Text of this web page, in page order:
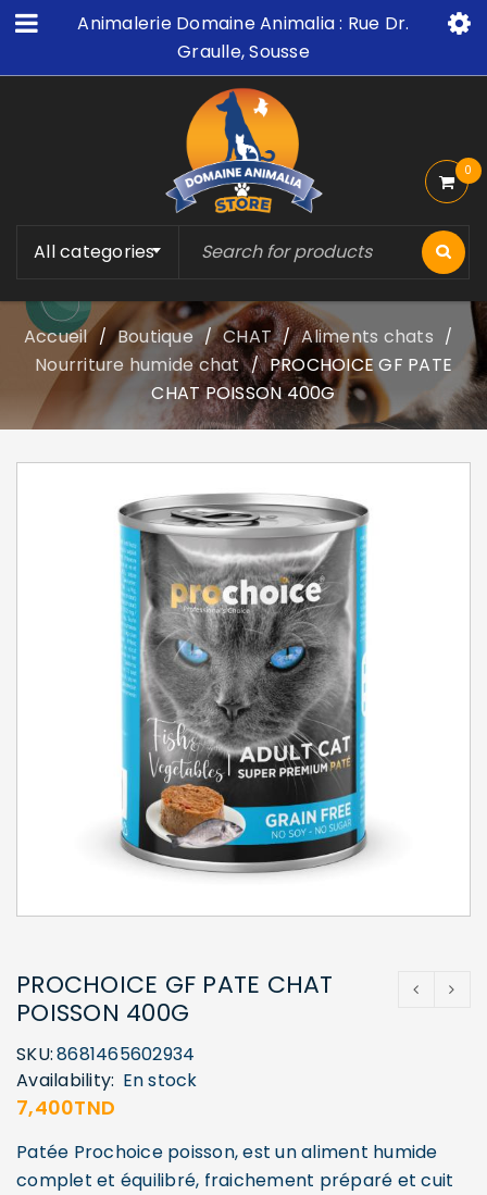
Animalerie Domaine Animalia : Rue Dr.
Graulle, Sousse
All categories
0
Accueil / Boutique / CHAT / Aliments chats /
Nourriture humide chat / PROCHOICE GF PATE
CHAT POISSON 400G
PROCHOICE GF PATE CHAT
POISSON 400G
SKU:8681465602934
Availability: En stock
7,400TND
Patée Prochoice poisson, est un aliment humide
complet et équilibré, fraichement préparé et cuit